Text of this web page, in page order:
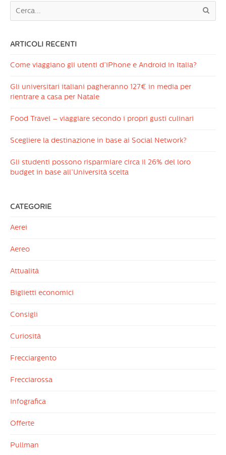
ARTICOLI RECENTI
Come viaggiano gli utenti d’iPhone e Android in Italia?
Gli universitari italiani pagheranno 127€ in media per
rientrare a casa per Natale
Food Travel – viaggiare secondo i propri gusti culinari
Scegliere la destinazione in base ai Social Network?
Gli studenti possono risparmiare circa il 26% del loro
budget in base all’Università scelta
CATEGORIE
Aerei
Aereo
Attualità
Biglietti economici
Consigli
Curiosità
Frecciargento
Frecciarossa
Infografica
Offerte
Pullman